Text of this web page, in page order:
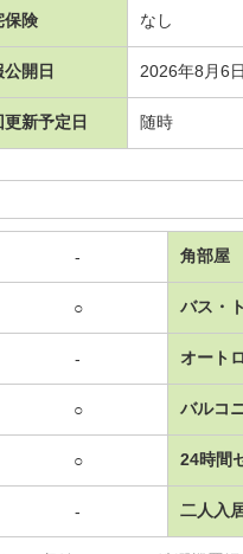
保険 なし
開日 2026年8月6日
更新予定日 随時
- 角部屋
○ バス・
- オート
○ バルコ
○ 24時間
- 二人入